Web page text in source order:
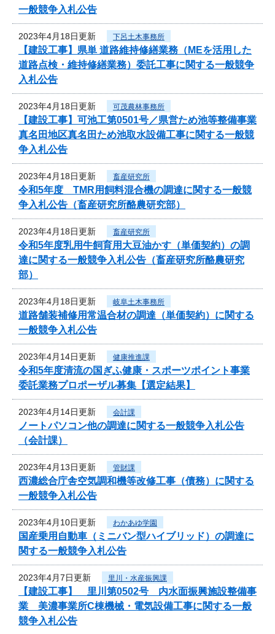
一般競争入札公告
2023年4月18日更新 下呂土木事務所
【建設工事】県単 道路維持修繕業務（MEを活用した
道路点検・維持修繕業務）委託工事に関する一般競争
入札公告
2023年4月18日更新 可茂農林事務所
【建設工事】可池工第0501号／県営ため池等整備事業
真名田地区真名田ため池取水設備工事に関する一般競
争入札公告
2023年4月18日更新 畜産研究所
令和5年度 TMR用飼料混合機の調達に関する一般競
争入札公告（畜産研究所酪農研究部）
2023年4月18日更新 畜産研究所
令和5年度乳用牛飼育用大豆油かす（単価契約）の調
達に関する一般競争入札公告（畜産研究所酪農研究
部）
2023年4月18日更新 岐阜土木事務所
道路舗装補修用常温合材の調達（単価契約）に関する
一般競争入札公告
2023年4月14日更新 健康推進課
令和5年度清流の国ぎふ健康・スポーツポイント事業
委託業務プロポーザル募集【選定結果】
2023年4月14日更新 会計課
ノートパソコン他の調達に関する一般競争入札公告
（会計課）
2023年4月13日更新 管財課
西濃総合庁舎空気調和機等改修工事（債務）に関する
一般競争入札公告
2023年4月10日更新 わかあゆ学園
国産乗用自動車（ミニバン型ハイブリッド）の調達に
関する一般競争入札公告
2023年4月7日更新 里川・水産振興課
【建設工事】 里川第0502号 内水面振興施設整備事
業 美濃事業所C棟機械・電気設備工事に関する一般
競争入札公告